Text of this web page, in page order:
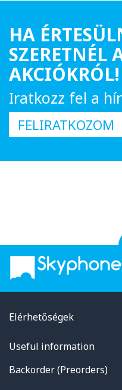
HA
SZERETNÉL
AKCIÓKRÓL!
Iratkozz fel a
FELIRATKOZOM
Elérhetőségek
Useful information
Backorder (Preorders)